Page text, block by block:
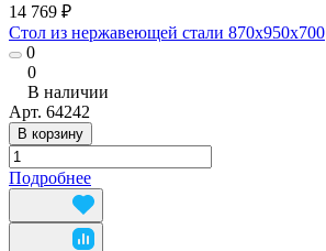
14 769 ₽
Стол из нержавеющей стали 870x950x700
0
0
В наличии
Арт. 64242
В корзину
Подробнее